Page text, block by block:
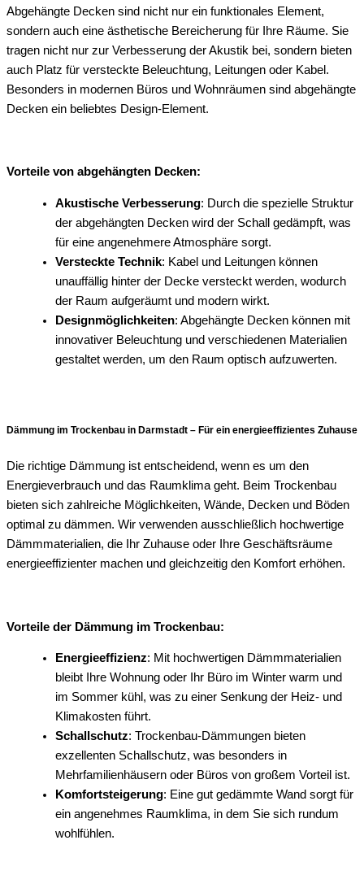
Abgehängte Decken sind nicht nur ein funktionales Element,
sondern auch eine ästhetische Bereicherung für Ihre Räume. Sie
tragen nicht nur zur Verbesserung der Akustik bei, sondern bieten
auch Platz für versteckte Beleuchtung, Leitungen oder Kabel.
Besonders in modernen Büros und Wohnräumen sind abgehängte
Decken ein beliebtes Design-Element.
Vorteile von abgehängten Decken:
Akustische Verbesserung: Durch die spezielle Struktur
der abgehängten Decken wird der Schall gedämpft, was
für eine angenehmere Atmosphäre sorgt.
Versteckte Technik: Kabel und Leitungen können
unauffällig hinter der Decke versteckt werden, wodurch
der Raum aufgeräumt und modern wirkt.
Designmöglichkeiten: Abgehängte Decken können mit
innovativer Beleuchtung und verschiedenen Materialien
gestaltet werden, um den Raum optisch aufzuwerten.
Dämmung im Trockenbau in Darmstadt – Für ein energieeffizientes Zuhause
Die richtige Dämmung ist entscheidend, wenn es um den
Energieverbrauch und das Raumklima geht. Beim Trockenbau
bieten sich zahlreiche Möglichkeiten, Wände, Decken und Böden
optimal zu dämmen. Wir verwenden ausschließlich hochwertige
Dämmmaterialien, die Ihr Zuhause oder Ihre Geschäftsräume
energieeffizienter machen und gleichzeitig den Komfort erhöhen.
Vorteile der Dämmung im Trockenbau:
Energieeffizienz: Mit hochwertigen Dämmmaterialien
bleibt Ihre Wohnung oder Ihr Büro im Winter warm und
im Sommer kühl, was zu einer Senkung der Heiz- und
Klimakosten führt.
Schallschutz: Trockenbau-Dämmungen bieten
exzellenten Schallschutz, was besonders in
Mehrfamilienhäusern oder Büros von großem Vorteil ist.
Komfortsteigerung: Eine gut gedämmte Wand sorgt für
ein angenehmes Raumklima, in dem Sie sich rundum
wohlfühlen.